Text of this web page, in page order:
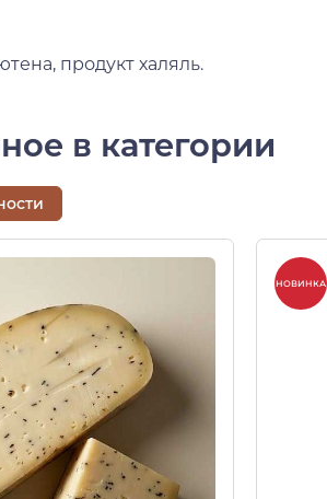
продукт халяль.
в категории
НОВИНКА